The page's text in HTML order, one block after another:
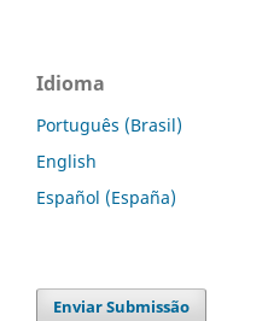
Idioma
Português (Brasil)
English
Español (España)
Enviar Submissão